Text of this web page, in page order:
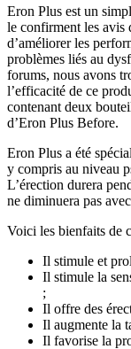
Eron Plus est un
le confirment les avis
d’améliorer les
problèmes liés au
forums, nous avons
l’efficacité de ce
contenant deux
d’Eron Plus Before.
Eron Plus a été
y compris au niveau
L’érection durera
ne diminuera pas
Voici les bienfaits de
Il stimule et
Il stimule la
;
Il offre des
Il augmente la
Il favorise la